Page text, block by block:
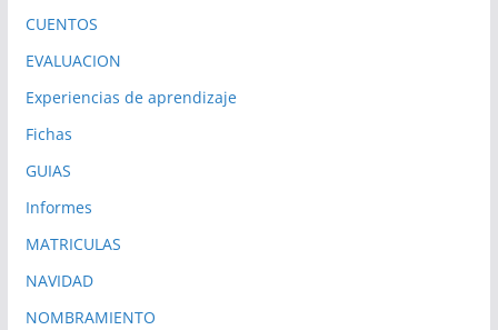
CUENTOS
EVALUACION
Experiencias de aprendizaje
Fichas
GUIAS
Informes
MATRICULAS
NAVIDAD
NOMBRAMIENTO